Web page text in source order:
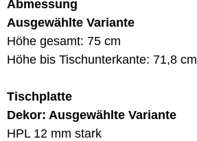
Abmessung
Ausgewählte Variante
Höhe gesamt: 75 cm
Höhe bis Tischunterkante: 71,8 cm
Tischplatte
Dekor: Ausgewählte Variante
HPL 12 mm stark